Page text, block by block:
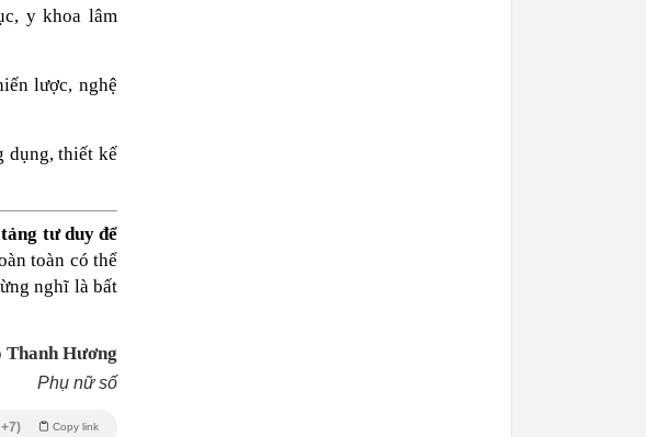
y khoa lâm
lược, nghệ
dụng, thiết kế
tư duy để
toàn có thể
nghĩ là bất
Thanh Hương
Phụ nữ số
Copy link